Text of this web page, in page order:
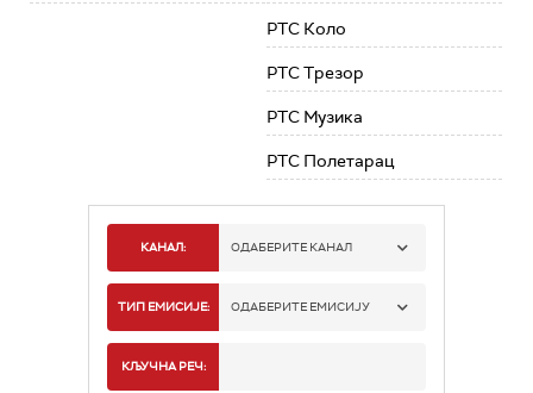
РТС Коло
РТС Трезор
РТС Музика
РТС Полетарац
КАНАЛ: ОДАБЕРИТЕ КАНАЛ
РТС 1
ТИП ЕМИСИЈЕ: ОДАБЕРИТЕ ЕМИСИЈУ
КЉУЧНА РЕЧ: